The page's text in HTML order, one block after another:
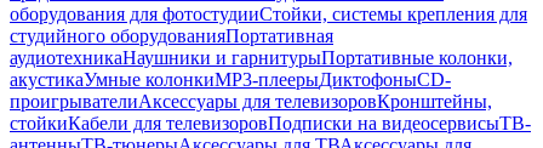
оборудования для фотостудииСтойки, системы крепления для
студийного оборудованияПортативная
аудиотехникаНаушники и гарнитурыПортативные колонки,
акустикаУмные колонкиMP3-плеерыДиктофоныCD-
проигрывателиАксессуары для телевизоровКронштейны,
стойкиКабели для телевизоровПодписки на видеосервисыТВ-